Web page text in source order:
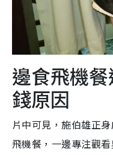
邊食飛機
錢原因
片中可見，施伯雄正
飛機餐，一邊專注觀